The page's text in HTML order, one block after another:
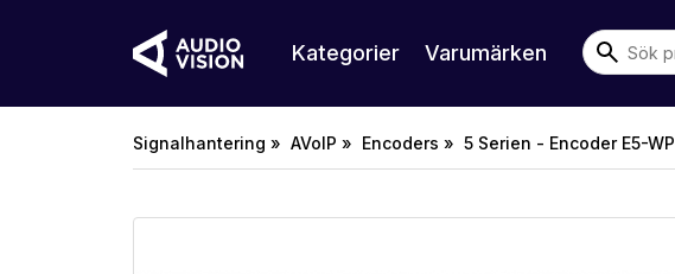
Kategorier Varumärken
Signalhantering » AVoIP » Encoders » 5 Serien - Encoder E5-WP